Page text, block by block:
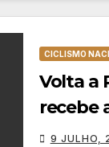
CICLISMO
Volta a
recebe
e a
9 JULHO,